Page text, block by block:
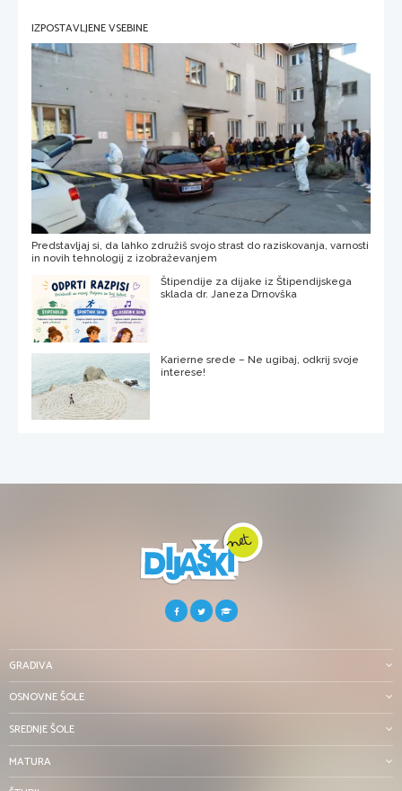
IZPOSTAVLJENE VSEBINE
Predstavljaj si, da lahko združiš svojo strast do raziskovanja, varnosti
in novih tehnologij z izobraževanjem
Štipendije za dijake iz Štipendijskega
sklada dr. Janeza Drnovška
Karierne srede – Ne ugibaj, odkrij svoje
interese!
GRADIVA
OSNOVNE ŠOLE
SREDNJE ŠOLE
MATURA